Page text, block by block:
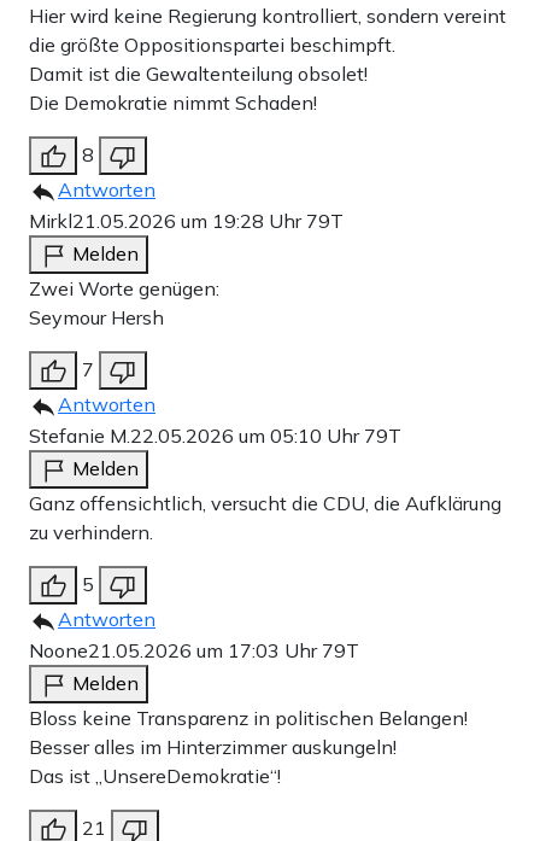
Hier wird keine Regierung kontrolliert, sondern vereint
die größte Oppositionspartei beschimpft.
Damit ist die Gewaltenteilung obsolet!
Die Demokratie nimmt Schaden!
8
Antworten
Mirkl21.05.2026 um 19:28 Uhr 79T
Melden
Zwei Worte genügen:
Seymour Hersh
7
Antworten
Stefanie M. 22.05.2026 um 05:10 Uhr 79T
Melden
Ganz offensichtlich, versucht die CDU, die Aufklärung
zu verhindern.
5
Antworten
Noone21.05.2026 um 17:03 Uhr 79T
Melden
Bloss keine Transparenz in politischen Belangen!
Besser alles im Hinterzimmer auskungeln!
Das ist „UnsereDemokratie“!
21